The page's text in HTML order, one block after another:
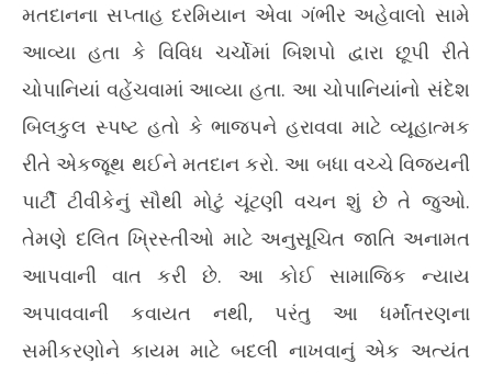
મતદાનના સપ્તાહ દરમિયાન એવા ગંભીર અહેવાલો સામે
આવ્યા હતા કે વિવિધ ચર્ચોમાં બિશપો દ્વારા છૂપી રીતે
ચોપાનિયાં વહેંચવામાં આવ્યા હતા. આ ચોપાનિયાંનો સંદેશ
બિલકુલ સ્પષ્ટ હતો કે ભાજપને હરાવવા માટે વ્યૂહાત્મક
રીતે એકજૂથ થઈને મતદાન કરો. આ બધા વચ્ચે વિજયની
પાર્ટી ટીવીકેનું સૌથી મોટું ચૂંટણી વચન શું છે તે જુઓ.
તેમણે દલિત ખ્રિસ્તીઓ માટે અનુસૂચિત જાતિ અનામત
આપવાની વાત કરી છે. આ કોઈ સામાજિક ન્યાય
અપાવવાની કવાયત નથી, પરંતુ આ ધર્માંતરણના
સમીકરણોને કાયમ માટે બદલી નાખવાનું એક અત્યંત